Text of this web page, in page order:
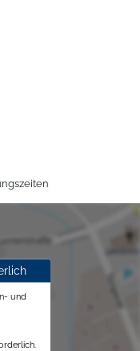
und